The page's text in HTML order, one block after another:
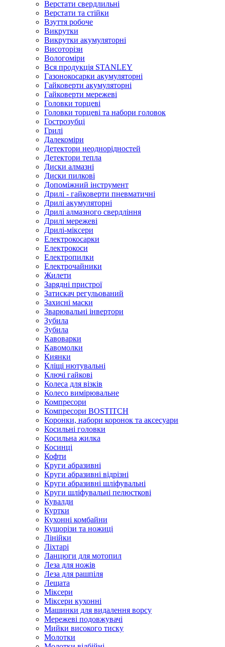
Верстати свердлильні
Верстати та стійки
Взуття робоче
Викрутки
Викрутки акумуляторні
Висоторізи
Вологоміри
Вся продукція STANLEY
Газонокосарки акумуляторні
Гайковерти акумуляторні
Гайковерти мережеві
Головки торцеві
Головки торцеві та набори головок
Гострозубці
Грилі
Далекоміри
Детектори неоднорідностей
Детектори тепла
Диски алмазні
Диски пилкові
Допоміжний інструмент
Дрилі - гайковерти пневматичні
Дрилі акумуляторні
Дрилі алмазного свердління
Дрилі мережеві
Дрилі-міксери
Електрокосарки
Електрокоси
Електропилки
Електрочайники
Жилети
Зарядні пристрої
Затискач регульований
Захисні маски
Зварювальні інвертори
Зубила
Зубила
Кавоварки
Кавомолки
Киянки
Кліщі нютувальні
Ключі гайкові
Колеса для візків
Колесо вимірювальне
Компресори
Компресори BOSTITCH
Коронки, набори коронок та аксесуари
Косильні головки
Косильна жилка
Косинці
Кофти
Круги абразивні
Круги абразивні відрізні
Круги абразивні шліфувальні
Круги шліфувальні пелюсткові
Кувалди
Куртки
Кухонні комбайни
Кущорізи та ножиці
Лінійки
Ліхтарі
Ланцюги для мотопил
Леза для ножів
Леза для рашпіля
Лещата
Міксери
Міксери кухонні
Машинки для видалення ворсу
Мережеві подовжувачі
Мийки високого тиску
Молотки